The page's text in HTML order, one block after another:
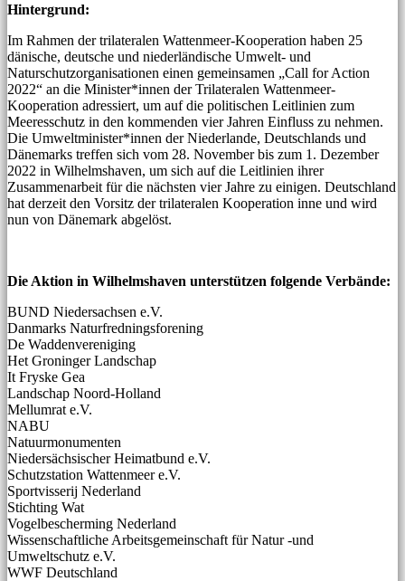
Hintergrund:
Im Rahmen der trilateralen Wattenmeer-Kooperation haben 25
dänische, deutsche und niederländische Umwelt- und
Naturschutzorganisationen einen gemeinsamen „Call for Action
2022“ an die Minister*innen der Trilateralen Wattenmeer-
Kooperation adressiert, um auf die politischen Leitlinien zum
Meeresschutz in den kommenden vier Jahren Einfluss zu nehmen.
Die Umweltminister*innen der Niederlande, Deutschlands und
Dänemarks treffen sich vom 28. November bis zum 1. Dezember
2022 in Wilhelmshaven, um sich auf die Leitlinien ihrer
Zusammenarbeit für die nächsten vier Jahre zu einigen. Deutschland
hat derzeit den Vorsitz der trilateralen Kooperation inne und wird
nun von Dänemark abgelöst.
Die Aktion in Wilhelmshaven unterstützen folgende Verbände:
BUND Niedersachsen e.V.
Danmarks Naturfredningsforening
De Waddenvereniging
Het Groninger Landschap
It Fryske Gea
Landschap Noord-Holland
Mellumrat e.V.
NABU
Natuurmonumenten
Niedersächsischer Heimatbund e.V.
Schutzstation Wattenmeer e.V.
Sportvisserij Nederland
Stichting Wat
Vogelbescherming Nederland
Wissenschaftliche Arbeitsgemeinschaft für Natur -und
Umweltschutz e.V.
WWF Deutschland